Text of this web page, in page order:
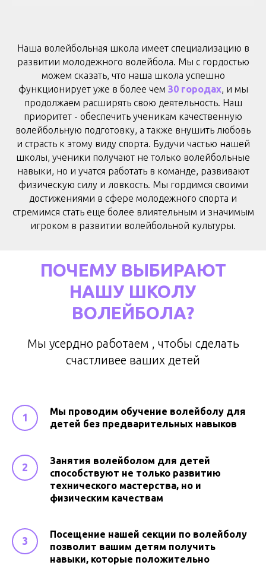
Наша волейбольная школа имеет специализацию в
развитии молодежного волейбола. Мы с гордостью
можем сказать, что наша школа успешно
функционирует уже в более чем 30 городах, и мы
продолжаем расширять свою деятельность. Наш
приоритет - обеспечить ученикам качественную
волейбольную подготовку, а также внушить любовь
и страсть к этому виду спорта. Будучи частью нашей
школы, ученики получают не только волейбольные
навыки, но и учатся работать в команде, развивают
физическую силу и ловкость. Мы гордимся своими
достижениями в сфере молодежного спорта и
стремимся стать еще более влиятельным и значимым
игроком в развитии волейбольной культуры.
ПОЧЕМУ ВЫБИРАЮТ
НАШУ ШКОЛУ
ВОЛЕЙБОЛА?
Мы усердно работаем , чтобы сделать
счастливее ваших детей
Мы проводим обучение волейболу для
детей без предварительных навыков
Занятия волейболом для детей
способствуют не только развитию
технического мастерства, но и
физическим качествам
Посещение нашей секции по волейболу
позволит вашим детям получить
навыки, которые положительно